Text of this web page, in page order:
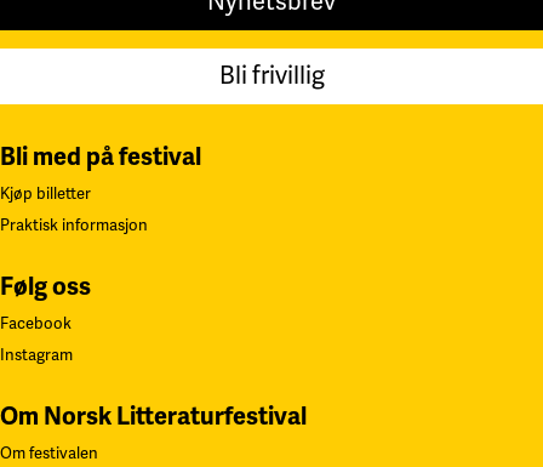
Bli frivillig
Bli med på festival
Kjøp billetter
Praktisk informasjon
Følg oss
Facebook
Instagram
Om Norsk Litteraturfestival
Om festivalen